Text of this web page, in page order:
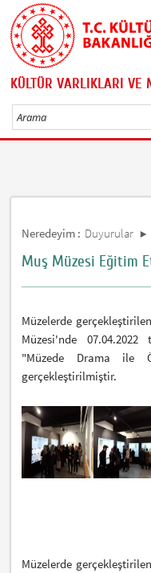
KÜLTÜR VARLIKLARI VE
Neredeyim : Duyurular
Muş Müzesi Eğitim
Müzelerde
Müzesi'nde
"Müzede Drama ile
gerçekleştirilmiştir.
Müzelerde